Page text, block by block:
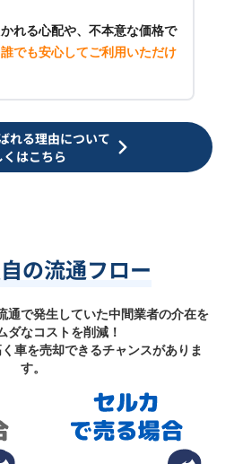
れる心配や、不本意な価格で
誰でも安心してご利用いただけ
れる理由について
くはこちら
の流通フロー
通で発生していた中間業者の介在を
ダなコストを削減！
車を売却できるチャンスがありま
す。